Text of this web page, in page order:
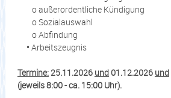
o außerordentliche Kündigung
o Sozialauswahl
o Abfindung
• Arbeitszeugnis
Termine: 25.11.2026 und01.12.2026 und
(jeweils 8:00 - ca. 15:00 Uhr).